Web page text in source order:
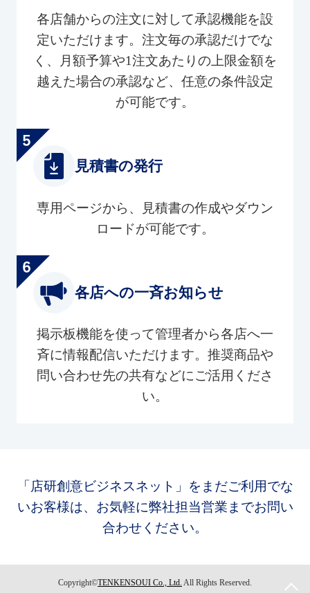
各店舗からの注文に対して承認機能を設
定いただけます。注文毎の承認だけでな
く、月額予算や1注文あたりの上限金額を
越えた場合の承認など、任意の条件設定
が可能です。
見積書の発行
専用ページから、見積書の作成やダウン
ロードが可能です。
各店への一斉お知らせ
掲示板機能を使って管理者から各店へ一
斉に情報配信いただけます。推奨商品や
問い合わせ先の共有などにご活用くださ
い。
「店研創意ビジネスネット」をまだご利用でな
いお客様は、お気軽に弊社担当営業までお問い
合わせください。
Copyright©TENKENSOUI Co., Ltd. All Rights Reserved.